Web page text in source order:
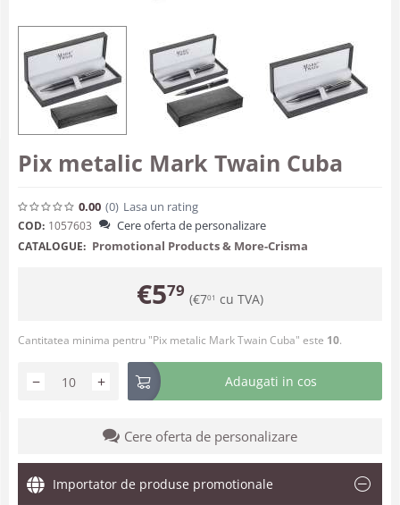
Pix metalic Mark Twain Cuba
0.00 (0) Lasa un rating
COD: 1057603 Cere oferta de personalizare
CATALOGUE: Promotional Products & More-Crisma
€579 (€701 cu TVA)
Cantitatea minima pentru "Pix metalic Mark Twain Cuba" este 10.
+
− Adaugati in cos
Cere oferta de personalizare
Importator de produse promotionale